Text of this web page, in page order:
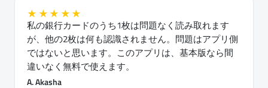
★★★★★
私の銀行カードのうち1枚は問題なく読み取れます
が、他の2枚は何も認識されません。問題はアプリ側
ではないと思います。このアプリは、基本版なら間
違いなく無料で使えます。
A. Akasha